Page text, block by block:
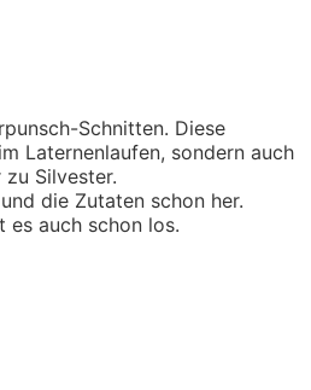
Schnitten. Diese
Laternenlaufen, sondern auch
Silvester.
die Zutaten schon her.
es auch schon los.